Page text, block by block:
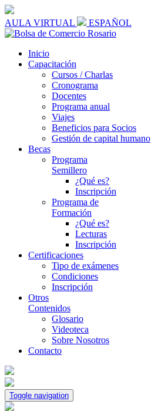
AULA VIRTUAL ESPAÑOL
Inicio
Capacitación
Cursos / Charlas
Cronograma
Docentes
Programa anual
Viajes
Beneficios para Socios
Gestión de capital humano
Becas
Programa
Semillero
¿Qué es?
Inscripción
Programa de
Formación
¿Qué es?
Lecturas
Inscripción
Certificaciones
Tipo de exámenes
Condiciones
Inscripción
Otros
Contenidos
Glosario
Videoteca
Sobre Nosotros
Contacto
Toggle navigation